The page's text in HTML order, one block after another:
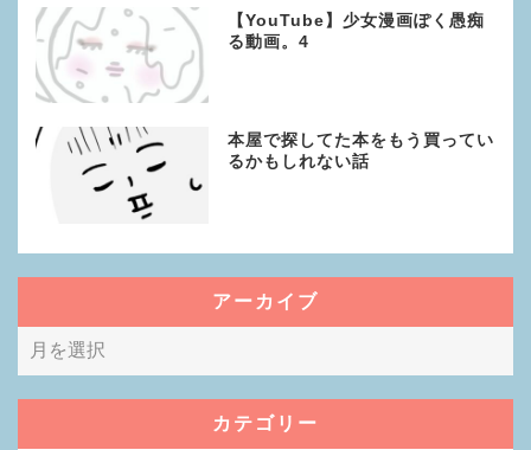
【YouTube】少女漫画ぽく愚痴
る動画。4
本屋で探してた本をもう買ってい
るかもしれない話
アーカイブ
カテゴリー